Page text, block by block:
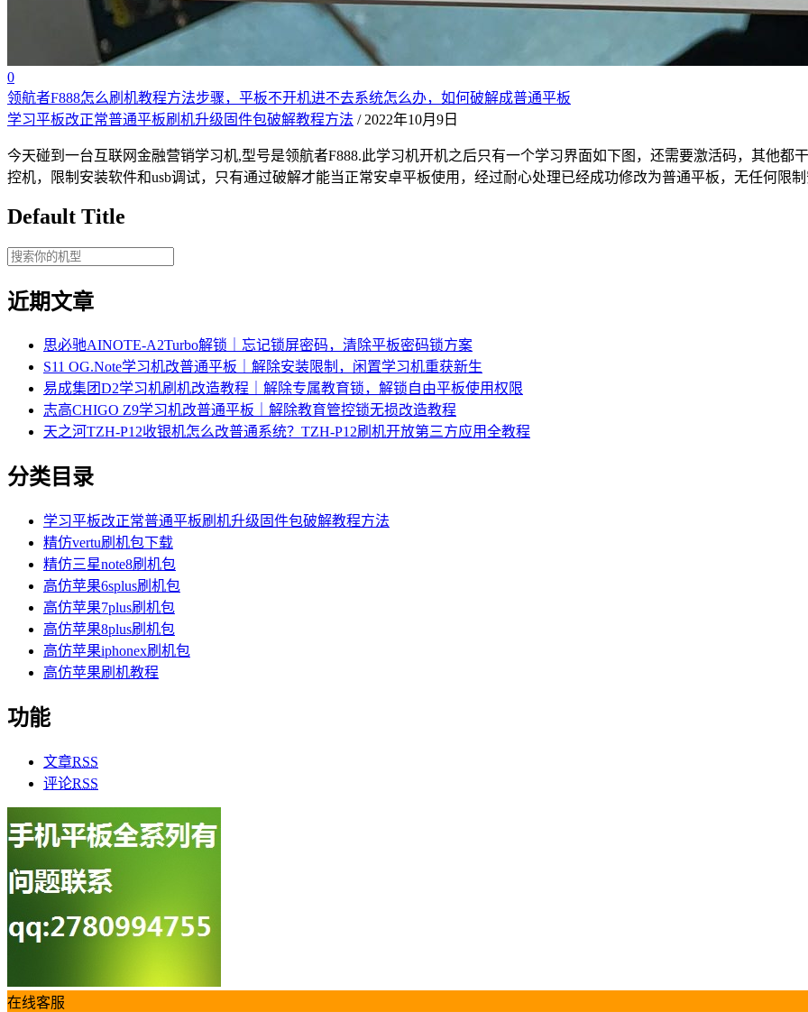
0
领航者F888怎么刷机教程方法步骤，平板不开机进不去系统怎么办，如何破解成普通平板
学习平板改正常普通平板刷机升级固件包破解教程方法 / 2022年10月9日
今天碰到一台互联网金融营销学习机,型号是领航者F888.此学习机开机之后只有一个学习界面如下图，还需要激活码，其他都
控机，限制安装软件和usb调试，只有通过破解才能当正常安卓平板使用，经过耐心处理已经成功修改为普通平板，无任何限
Default Title
近期文章
思必驰AINOTE‑A2Turbo解锁｜忘记锁屏密码，清除平板密码锁方案
S11 OG.Note学习机改普通平板｜解除安装限制，闲置学习机重获新生
易成集团D2学习机刷机改造教程｜解除专属教育锁，解锁自由平板使用权限
志高CHIGO Z9学习机改普通平板｜解除教育管控锁无损改造教程
天之河TZH-P12收银机怎么改普通系统？TZH-P12刷机开放第三方应用全教程
分类目录
学习平板改正常普通平板刷机升级固件包破解教程方法
精仿vertu刷机包下载
精仿三星note8刷机包
高仿苹果6splus刷机包
高仿苹果7plus刷机包
高仿苹果8plus刷机包
高仿苹果iphonex刷机包
高仿苹果刷机教程
功能
文章RSS
评论RSS
在线客服